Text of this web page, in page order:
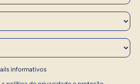
informativos